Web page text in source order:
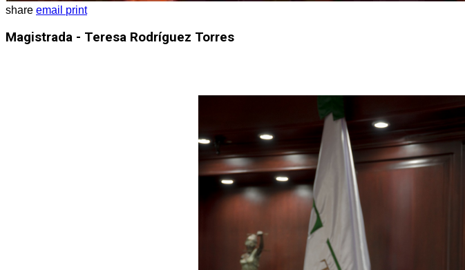
share email print
Magistrada - Teresa Rodríguez Torres